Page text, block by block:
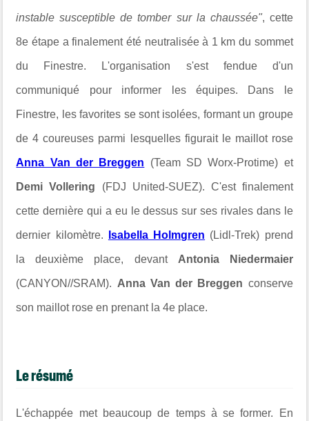
instable susceptible de tomber sur la chaussée", cette
8e étape a finalement été neutralisée à 1 km du sommet
du Finestre. L'organisation s'est fendue d'un
communiqué pour informer les équipes. Dans le
Finestre, les favorites se sont isolées, formant un groupe
de 4 coureuses parmi lesquelles figurait le maillot rose
Anna Van der Breggen (Team SD Worx-Protime) et
Demi Vollering (FDJ United-SUEZ). C'est finalement
cette dernière qui a eu le dessus sur ses rivales dans le
dernier kilomètre. Isabella Holmgren (Lidl-Trek) prend
la deuxième place, devant Antonia Niedermaier
(CANYON//SRAM). Anna Van der Breggen conserve
son maillot rose en prenant la 4e place.
Le résumé
L'échappée met beaucoup de temps à se former. En